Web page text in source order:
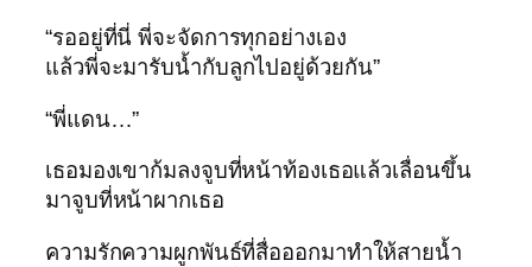
“รออยู่ที่นี่ พี่จะจัดการทุกอย่างเอง
แล้วพี่จะมารับน้ำกับลูกไปอยู่ด้วยกัน”
“พี่แดน…”
เธอมองเขาก้มลงจูบที่หน้าท้องเธอแล้วเลื่อนขึ้น
มาจูบที่หน้าผากเธอ
ความรักความผูกพันธ์ที่สื่อออกมาทำให้สายน้ำ